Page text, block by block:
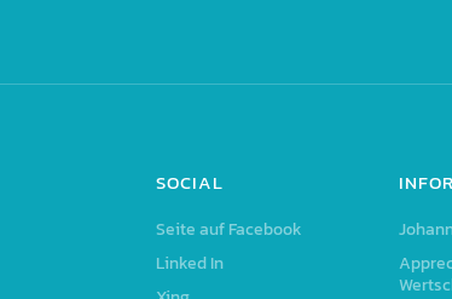
SOCIAL
Seite auf Facebook
Linked In